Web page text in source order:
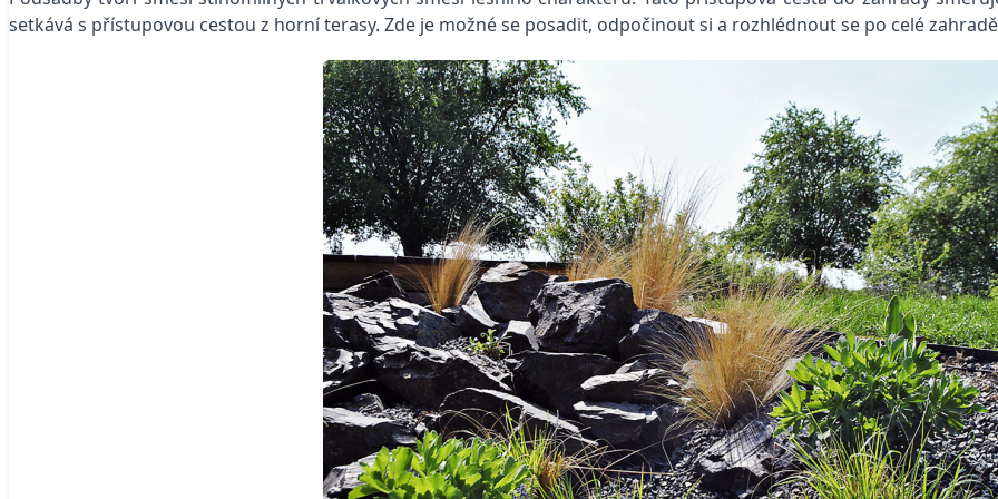
setkává s přístupovou cestou z horní terasy. Zde je možné se posadit, odpočinout si a rozhlédnout se po celé